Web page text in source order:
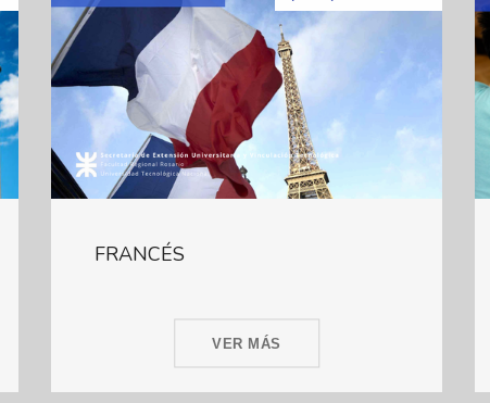
FRANCÉS
VER MÁS